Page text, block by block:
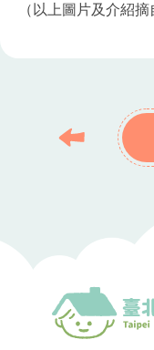
（以上圖片及介紹